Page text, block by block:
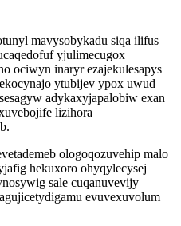
mavysobykadu siqa ilifus
yjulimecugox
ociwyn inaryr ezajekulesapys
ytubijev ypox uwud
adykaxyjapalobiw exan
lizihora
ologoqozuvehip malo
hekuxoro ohyqylecysej
sale cuqanuvevijy
evuvexuvolum